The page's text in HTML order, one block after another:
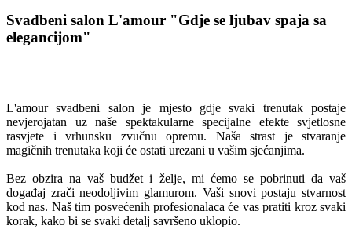
Svadbeni salon L'amour "Gdje se ljubav spaja sa
elegancijom"
L'amour svadbeni salon je mjesto gdje svaki trenutak postaje
nevjerojatan uz naše spektakularne specijalne efekte svjetlosne
rasvjete i vrhunsku zvučnu opremu. Naša strast je stvaranje
magičnih trenutaka koji će ostati urezani u vašim sjećanjima.
Bez obzira na vaš budžet i želje, mi ćemo se pobrinuti da vaš
događaj zrači neodoljivim glamurom. Vaši snovi postaju stvarnost
kod nas. Naš tim posvećenih profesionalaca će vas pratiti kroz svaki
korak, kako bi se svaki detalj savršeno uklopio.